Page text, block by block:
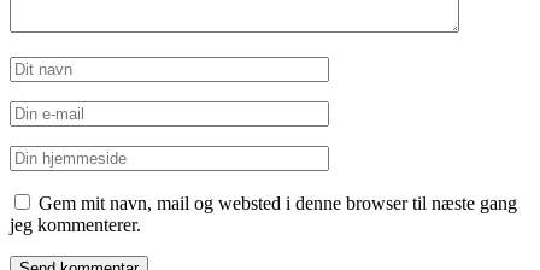
Gem mit navn, mail og websted i denne browser til næste gang
jeg kommenterer.